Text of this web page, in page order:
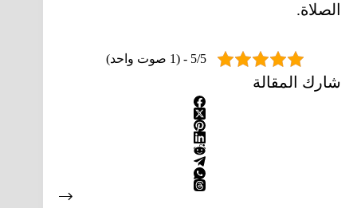
الصلاة.
5/5 - (1 صوت واحد)
شارك المقالة